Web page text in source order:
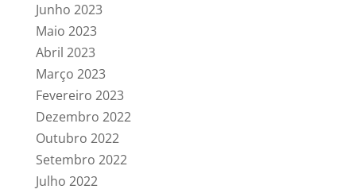
Junho 2023
Maio 2023
Abril 2023
Março 2023
Fevereiro 2023
Dezembro 2022
Outubro 2022
Setembro 2022
Julho 2022